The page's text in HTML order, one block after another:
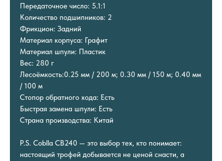
Передаточное число: 5.1:1
Количество подшипников: 2
Фрикцион: Задний
Материал корпуса: Графит
Материал шпули: Пластик
Вес: 280 г
Лесоёмкость:0.25 мм / 200 м; 0.30 мм / 150 м; 0.40 мм
/ 100 м
Стопор обратного хода: Есть
Быстрая замена шпули: Есть
Страна производства: Китай
P.S. Coblla CB240 — это выбор тех, кто понимает:
настоящий трофей добывается не ценой снасти, а